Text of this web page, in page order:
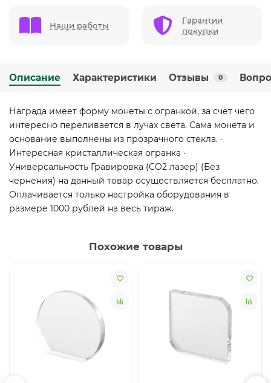
Наши работы
Гарантии
покупки
Описание Характеристики Отзывы 0
Награда имеет форму монеты с огранкой, за счёт чего
интересно переливается в лучах света. Сама монета и
основание выполнены из прозрачного стекла. ·
Интересная кристаллическая огранка ·
Универсальность Гравировка (CO2 лазер) (Без
чернения) на данный товар осуществляется бесплатно.
Оплачивается только настройка оборудования в
размере 1000 рублей на весь тираж.
Похожие товары